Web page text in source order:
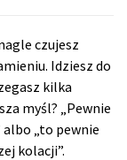
czujesz
Idziesz do
kilka
myśl? „Pewnie
albo „to pewnie
kolacji”.